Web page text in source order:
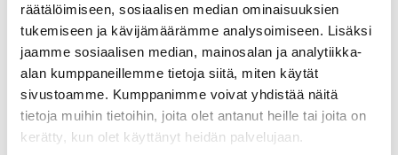
räätälöimiseen, sosiaalisen median ominaisuuksien
tukemiseen ja kävijämäärämme analysoimiseen. Lisäksi
jaamme sosiaalisen median, mainosalan ja analytiikka-
alan kumppaneillemme tietoja siitä, miten käytät
sivustoamme. Kumppanimme voivat yhdistää näitä
tietoja muihin tietoihin, joita olet antanut heille tai joita on
kerätty, kun olet käyttänyt heidän palvelujaan.